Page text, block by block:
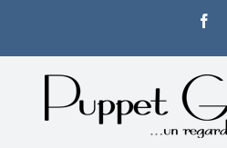
contenu